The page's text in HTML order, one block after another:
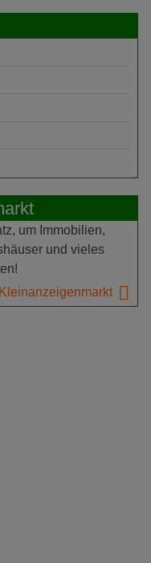
um Immobilien,
und vieles